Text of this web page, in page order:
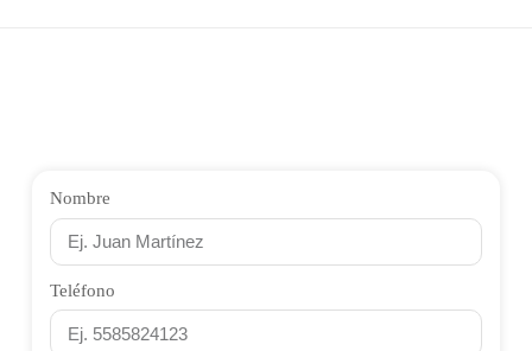
Nombre
Teléfono